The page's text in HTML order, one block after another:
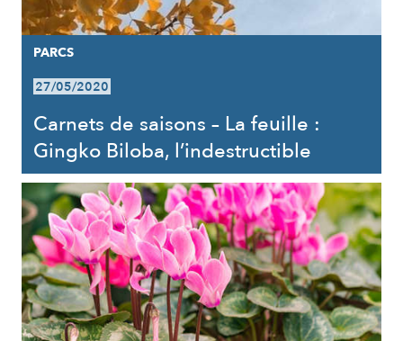
PARCS
27/05/2020
Carnets de saisons – La feuille :
Gingko Biloba, l’indestructible